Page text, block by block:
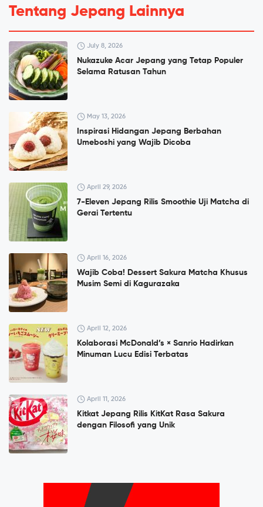
Tentang Jepang Lainnya
July 8, 2026
Nukazuke Acar Jepang yang Tetap Populer
Selama Ratusan Tahun
May 13, 2026
Inspirasi Hidangan Jepang Berbahan
Umeboshi yang Wajib Dicoba
April 29, 2026
7-Eleven Jepang Rilis Smoothie Uji Matcha di
Gerai Tertentu
April 16, 2026
Wajib Coba! Dessert Sakura Matcha Khusus
Musim Semi di Kagurazaka
April 12, 2026
Kolaborasi McDonald’s × Sanrio Hadirkan
Minuman Lucu Edisi Terbatas
April 11, 2026
Kitkat Jepang Rilis KitKat Rasa Sakura
dengan Filosofi yang Unik